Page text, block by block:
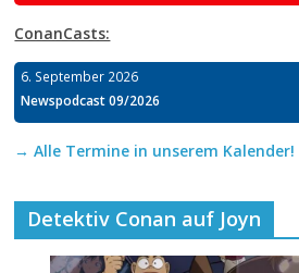
ConanCasts:
6. September 2026
Newspodcast 09/2026
→ Alle Termine in unserem Kalender!
Detektiv Conan auf Joyn